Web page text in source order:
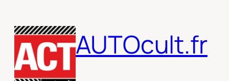
au
contenu
AUTOcult.fr